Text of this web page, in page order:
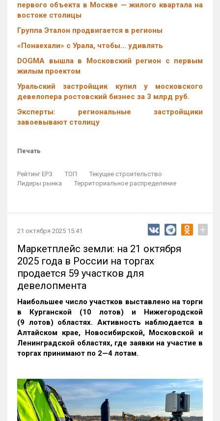
первого объекта в Москве — жилого квартала на
востоке столицы
Группа Эталон продвигается в регионы
«Понаехали» с Урала, чтобы… удивлять
DOGMA вышла в Московский регион с первым
жилым проектом
Уральский застройщик купил у московского
девелопера ростовский бизнес за 3 млрд руб.
Эксперты: региональные застройщики
завоевывают столицу
Печать
Рейтинг ЕРЗ ТОП
Текущее строительство
Лидеры рынка
Территориальное распределение
21 октября 2025 15:41 +
Маркетплейс земли: на 21 октября
2025 года в России на торгах
продается 59 участков для
девелопмента
Наибольшее число участков выставлено на торги
в Курганской (10 лотов) и Нижегородской
(9 лотов) областях. Активность наблюдается в
Алтайском крае, Новосибирской, Московской и
Ленинградской областях, где заявки на участие в
торгах принимают по 2—4 лотам.